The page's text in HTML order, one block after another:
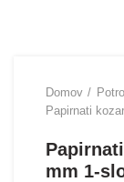
Domov
Papirnati
mm 1-